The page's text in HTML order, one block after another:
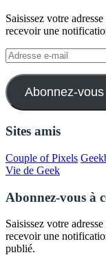
Saisissez votre
recevoir une
Adresse
e-
mail
Abonnez-vous
Sites amis
Couple of Pixels
Vie de Geek
Abonnez-vous à
Saisissez votre
recevoir une
publié.